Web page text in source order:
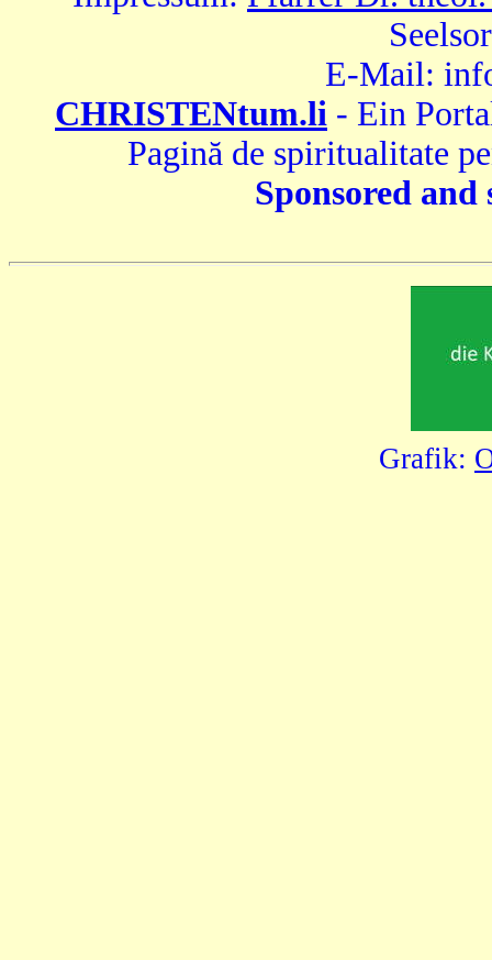
E-Mail:
CHRISTENtum.li - Ein
Pagină de spiritualitate
Sponsored
Grafik: